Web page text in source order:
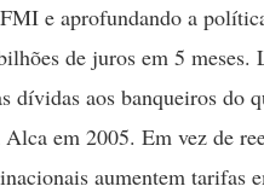
e aprofundando a
de juros em 5 meses.
dívidas aos banqueiros do
em 2005. Em vez de
aumentem tarifas